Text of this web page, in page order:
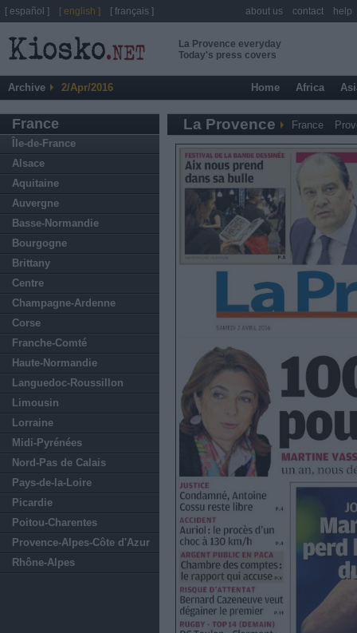
La Provence everyday
Today's press covers
Archive 2/Apr/2016 Home Africa
France
Île-de-France
Alsace
Aquitaine
Auvergne
Basse-Normandie
Bourgogne
Brittany
Centre
Champagne-Ardenne
Corse
Franche-Comté
Haute-Normandie
Languedoc-Roussillon
Limousin
Lorraine
Midi-Pyrénées
Nord-Pas de Calais
Pays-de-la-Loire
Picardie
Poitou-Charentes
Provence-Alpes-Côte d'Azur
Rhône-Alpes
La Provence France
[ español ] [ english ] [ français ] about us contact help